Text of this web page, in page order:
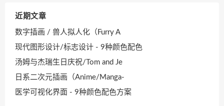
近期文章
数字插画 / 兽人拟人化（Furry A
现代图形设计/标志设计 - 9种颜色配色
汤姆与杰瑞生日庆祝/Tom and Je
日系二次元插画（Anime/Manga-
医学可视化界面 - 9种颜色配色方案